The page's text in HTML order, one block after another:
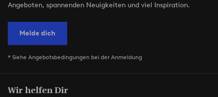
Angeboten, spannenden Neuigkeiten und viel Inspiration.
Melde dich
* Siehe Angebotsbedingungen bei der Anmeldung
Wir helfen Dir